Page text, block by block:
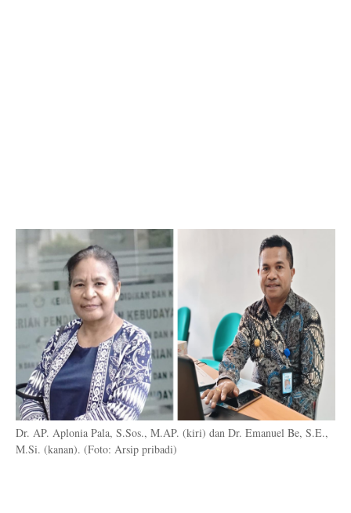
Dr. AP. Aplonia Pala, S.Sos., M.AP. (kiri) dan Dr. Emanuel Be, S.E.,
M.Si. (kanan). (Foto: Arsip pribadi)